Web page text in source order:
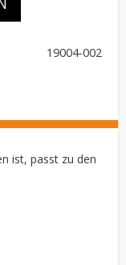
19004-002
ist, passt zu den